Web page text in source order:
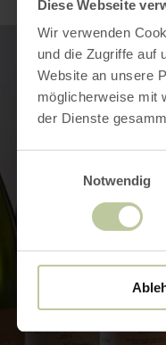
Diese Webseite
Wir verwenden
und die Zugriffe auf
Website an unsere
möglicherweise mit
der Dienste
Notwendig